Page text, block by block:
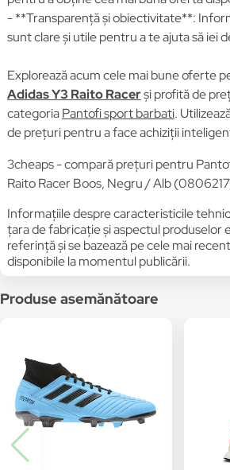
- **Transparență și obiectivitate**:
sunt clare și utile pentru a te ajuta să iei
Explorează acum cele mai bune oferte
Adidas Y3 Raito Racerși profită de
categoriaPantofi sport barbati.
de prețuri pentru a face achiziții
3cheaps - compară prețuri pentru
Raito Racer Boos, Negru / Alb
Informațiile despre caracteristicile
țara de fabricație și aspectul produselor
referință și se bazează pe cele mai
disponibile la momentul publicării.
Produse asemănătoare